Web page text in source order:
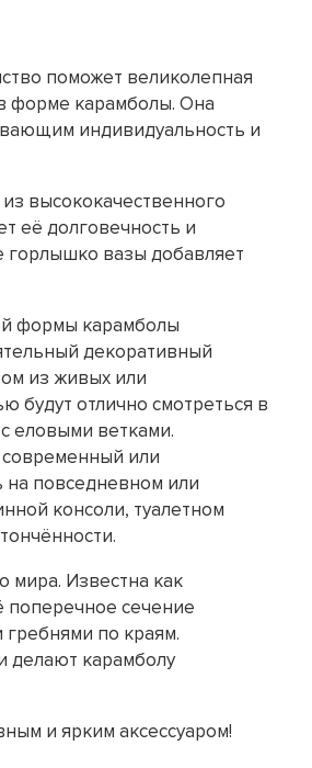
поможет великолепная
форме карамболы. Она
индивидуальность и
высококачественного
её долговечность и
вазы добавляет
формы карамболы
декоративный
из живых или
будут отлично смотреться в
еловыми ветками.
или
на повседневном или
консоли, туалетном
мира. Известна как
поперечное сечение
по краям.
делают карамболу
и ярким аксессуаром!